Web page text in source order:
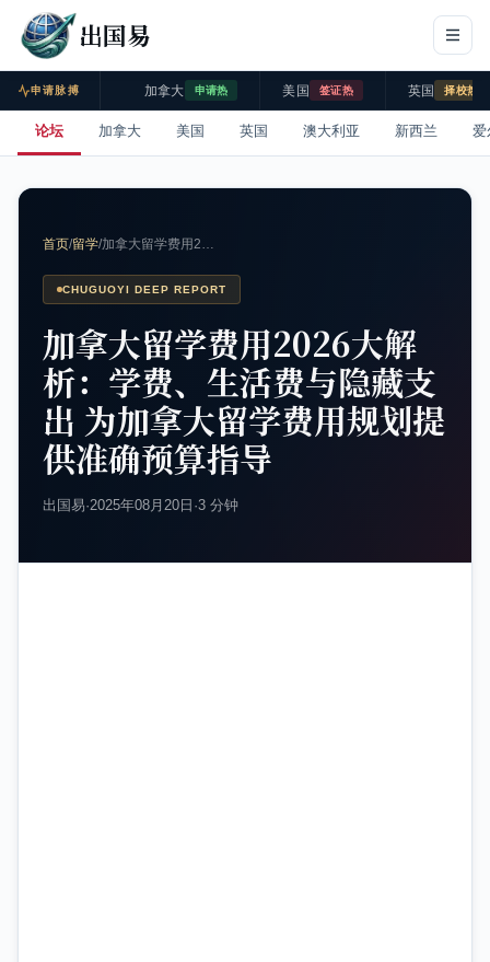
出国易
申请脉搏 加拿大 申请热 美国 签证热 英国 择校热
论坛 加拿大 美国 英国 澳大利亚 新西兰 爱
首页/留学/加拿大留学费用2…
CHUGUOYI DEEP REPORT
加拿大留学费用2026大解
析：学费、生活费与隐藏支
出 为加拿大留学费用规划提
供准确预算指导
出国易·2025年08月20日 ·3 分钟